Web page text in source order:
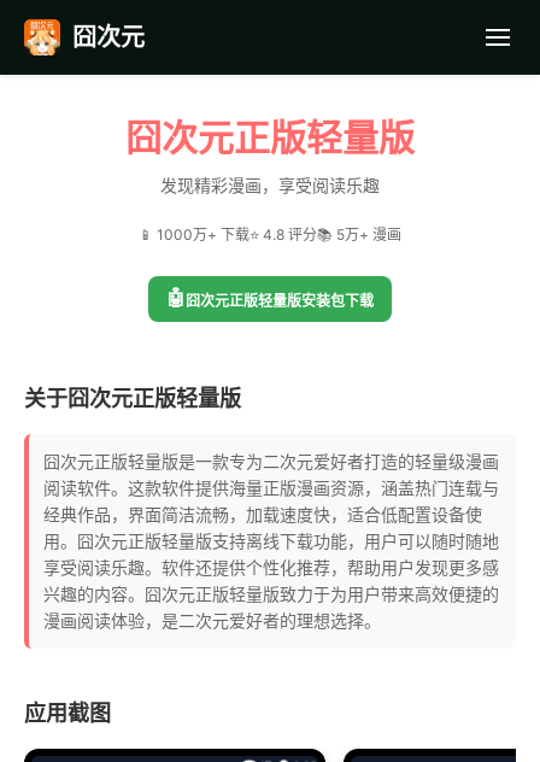
囧次元
囧次元正版轻量版
发现精彩漫画，享受阅读乐趣
📱 1000万+ 下载⭐ 4.8 评分📚 5万+ 漫画
🤖 囧次元正版轻量版安装包下载
关于囧次元正版轻量版
囧次元正版轻量版是一款专为二次元爱好者打造的轻量级漫画
阅读软件。这款软件提供海量正版漫画资源，涵盖热门连载与
经典作品，界面简洁流畅，加载速度快，适合低配置设备使
用。囧次元正版轻量版支持离线下载功能，用户可以随时随地
享受阅读乐趣。软件还提供个性化推荐，帮助用户发现更多感
兴趣的内容。囧次元正版轻量版致力于为用户带来高效便捷的
漫画阅读体验，是二次元爱好者的理想选择。
应用截图